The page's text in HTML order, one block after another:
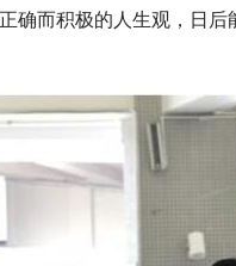
确而积极的人生观，日后